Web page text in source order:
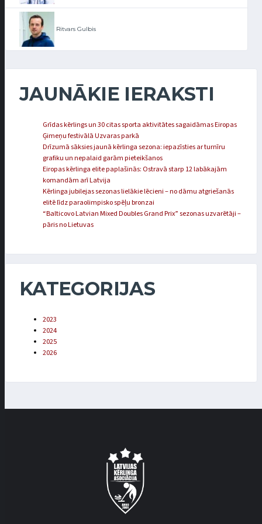
Ritvars Gulbis
JAUNĀKIE IERAKSTI
Grīdas kērlings un 30 citas sporta aktivitātes sagaidāmas Eiropas
Ģimeņu festivālā Uzvaras parkā
Drīzumā sāksies jaunā kērlinga sezona: iepazīsties ar turnīru
grafiku un nepalaid garām pieteikšanos
Eiropas kērlinga elite paplašinās: Ostravā starp 12 labākajām
komandām arī Latvija
Kērlinga jubilejas sezonas lielākie lēcieni – no dāmu atgriešanās
elitē līdz paraolimpisko spēļu bronzai
“Balticovo Latvian Mixed Doubles Grand Prix” sezonas uzvarētāji –
pāris no Lietuvas
KATEGORIJAS
2023
2024
2025
2026